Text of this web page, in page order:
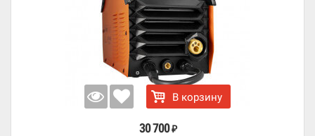
В корзину
30 700 ₽